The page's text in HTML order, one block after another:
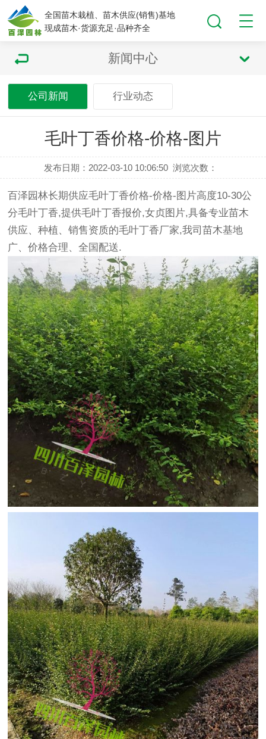
全国苗木栽植、苗木供应(销售)基地
现成苗木·货源充足·品种齐全
新闻中心
公司新闻 行业动态
毛叶丁香价格-价格-图片
发布日期：2022-03-10 10:06:50 浏览次数：
百泽园林长期供应毛叶丁香价格-价格-图片高度10-30公
分毛叶丁香,提供毛叶丁香报价,女贞图片,具备专业苗木
供应、种植、销售资质的毛叶丁香厂家,我司苗木基地
广、价格合理、全国配送.